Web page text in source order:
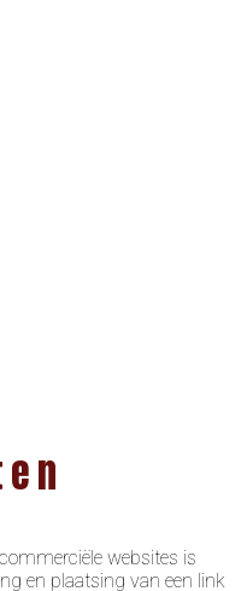
websites is
en plaatsing van een link